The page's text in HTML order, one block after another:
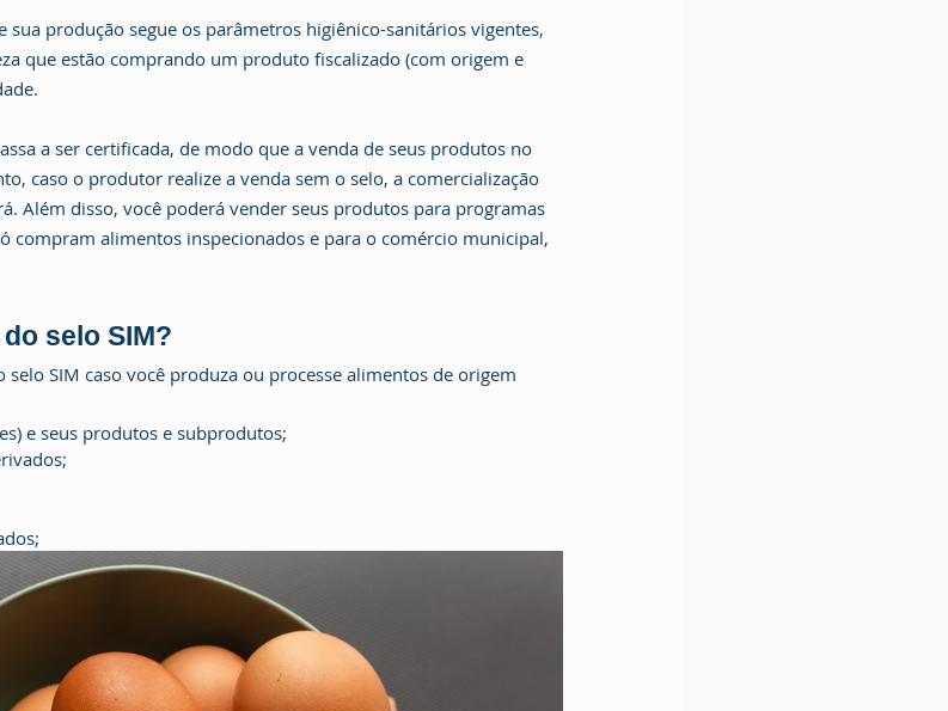
sua produção segue os parâmetros higiênico-sanitários vigentes,
que estão comprando um produto fiscalizado (com origem e
a ser certificada, de modo que a venda de seus produtos no
caso o produtor realize a venda sem o selo, a comercialização
Além disso, você poderá vender seus produtos para programas
compram alimentos inspecionados e para o comércio municipal,
selo SIM?
SIM caso você produza ou processe alimentos de origem
e seus produtos e subprodutos;